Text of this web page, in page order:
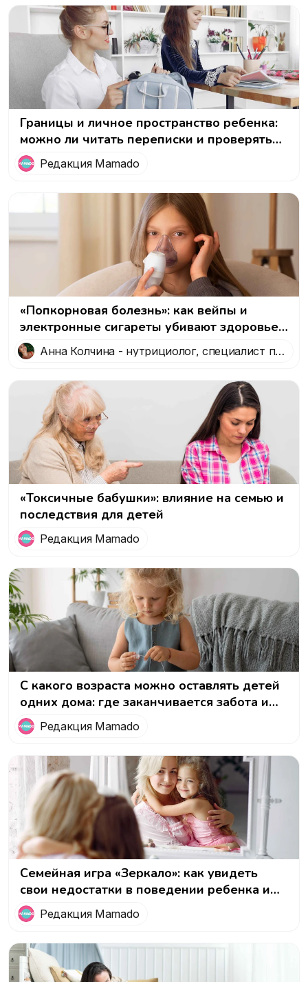
Границы и личное пространство ребенка:
можно ли читать переписки и проверять
рюкзак?Редакция Mamado
«Попкорновая болезнь»: как вейпы и
электронные сигареты убивают здоровье
легкихАнна Колчина - нутрициолог, специалист по
«Токсичные бабушки»: влияние на семью и
последствия для детей
Редакция Mamado
С какого возраста можно оставлять детей
одних дома: где заканчивается забота и
начинается гиперопека
Редакция Mamado
Семейная игра «Зеркало»: как увидеть
свои недостатки в поведении ребенка и
начать меняться
Редакция Mamado